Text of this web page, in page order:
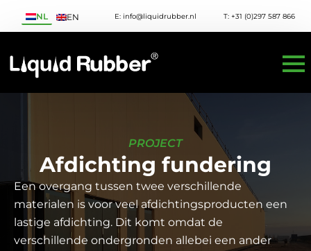
NL EN E: info@liquidrubber.nl T: +31 (0)297 587 866
PROJECT
Afdichting fundering
Een overgang tussen twee verschillende
materialen is voor veel afdichtingsproducten een
lastige afdichting. Dit komt omdat de
verschillende ondergronden allebei een ander